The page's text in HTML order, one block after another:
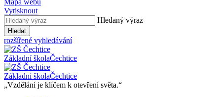
Mapa webu
Vytisknout
Hledaný výraz
Hledat
rozšířené vyhledávání
Základní školaČechtice
Základní školaČechtice
„Vzdělání je klíčem k otevření světa.“